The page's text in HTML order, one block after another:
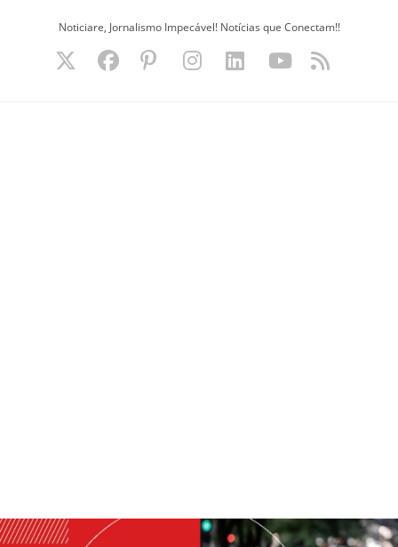
Noticiare, Jornalismo Impecável! Notícias que Conectam!!